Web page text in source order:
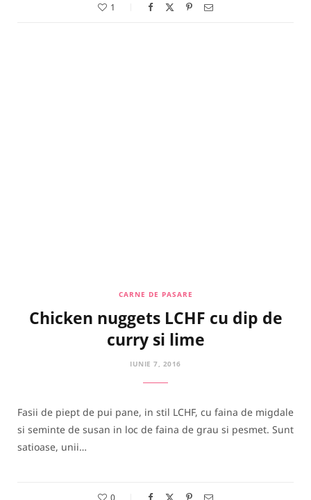
1
CARNE DE PASARE
Chicken nuggets LCHF cu dip de
curry si lime
IUNIE 7, 2016
Fasii de piept de pui pane, in stil LCHF, cu faina de migdale
si seminte de susan in loc de faina de grau si pesmet. Sunt
satioase, unii…
0